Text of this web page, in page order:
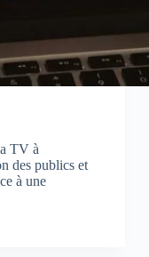
TV à
des publics et
à une